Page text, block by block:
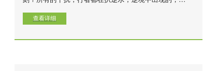
以为永远过不了这一关，结果呢？还是过去了——疼痛
查看详细